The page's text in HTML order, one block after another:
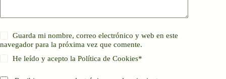
Guarda mi nombre, correo electrónico y web en este
navegador para la próxima vez que comente.
He leído y acepto laPolítica de Cookies*